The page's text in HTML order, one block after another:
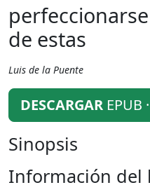
de estas
Luis de la Puente
DESCARGAR EPUB
Sinopsis
Información del